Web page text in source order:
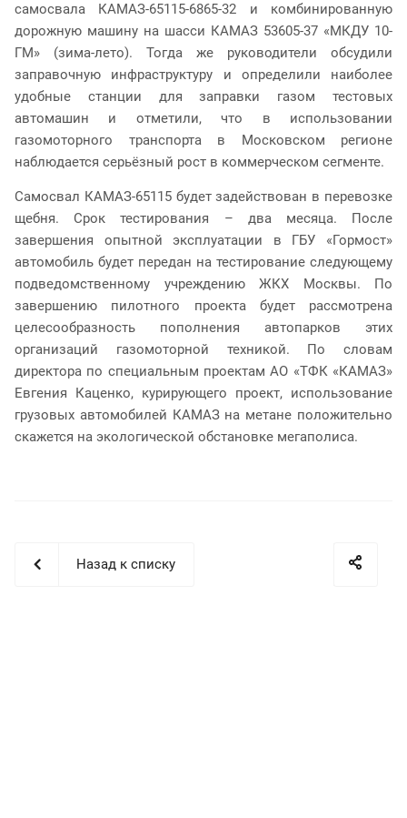
самосвала КАМАЗ-65115-6865-32 и комбинированную
дорожную машину на шасси КАМАЗ 53605-37 «МКДУ 10-
ГМ» (зима-лето). Тогда же руководители обсудили
заправочную инфраструктуру и определили наиболее
удобные станции для заправки газом тестовых
автомашин и отметили, что в использовании
газомоторного транспорта в Московском регионе
наблюдается серьёзный рост в коммерческом сегменте.
Самосвал КАМАЗ-65115 будет задействован в перевозке
щебня. Срок тестирования – два месяца. После
завершения опытной эксплуатации в ГБУ «Гормост»
автомобиль будет передан на тестирование следующему
подведомственному учреждению ЖКХ Москвы. По
завершению пилотного проекта будет рассмотрена
целесообразность пополнения автопарков этих
организаций газомоторной техникой. По словам
директора по специальным проектам АО «ТФК «КАМАЗ»
Евгения Каценко, курирующего проект, использование
грузовых автомобилей КАМАЗ на метане положительно
скажется на экологической обстановке мегаполиса.
Назад к списку